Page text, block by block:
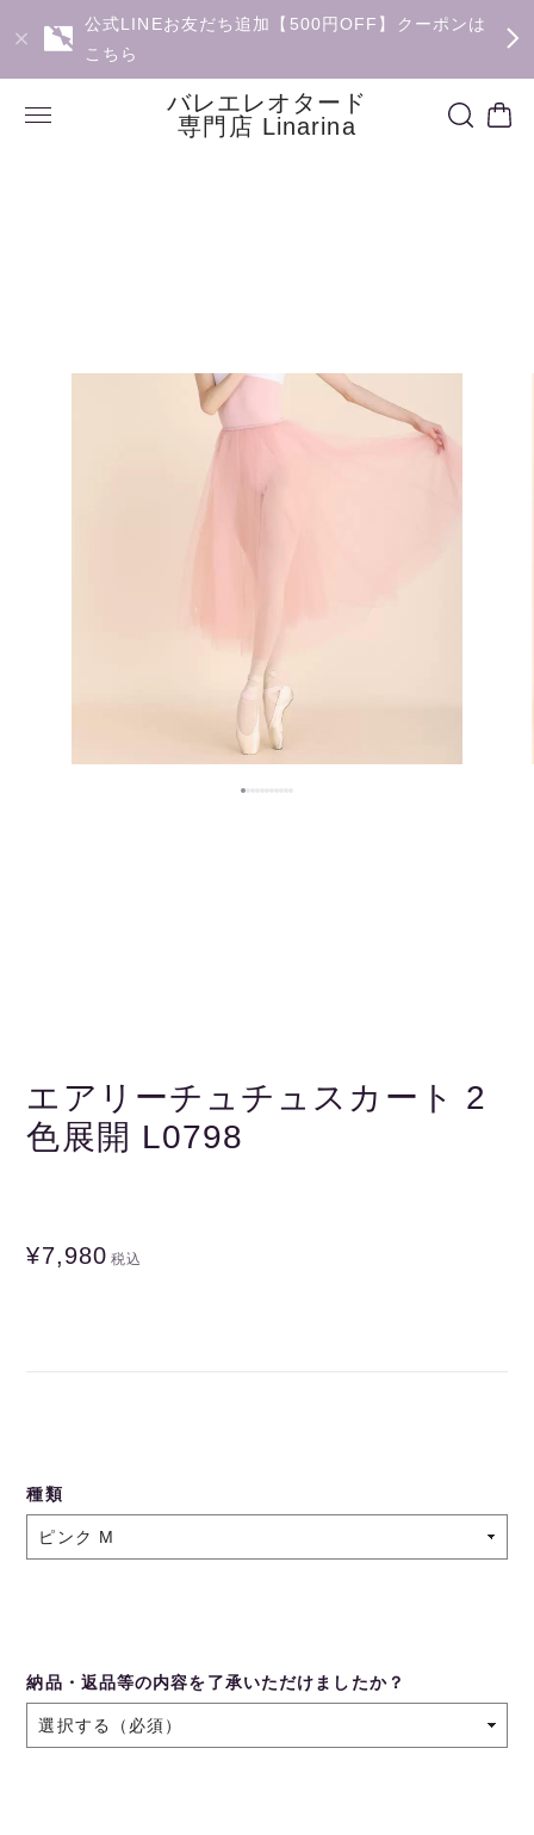
公式LINEお友だち追加【500円OFF】クーポンは
こちら
バレエレオタード
専門店 Linarina
エアリーチュチュスカート 2
色展開 L0798
¥7,980 税込
種類
納品・返品等の内容を了承いただけましたか？